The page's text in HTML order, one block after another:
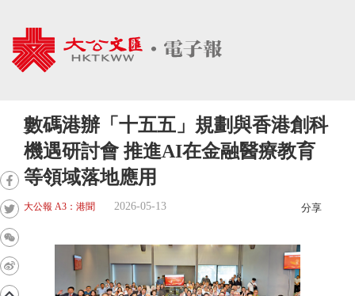
數碼港辦「十五五」規劃與香港創科
機遇研討會 推進AI在金融醫療教育
等領域落地應用
大公報 A3：港聞 2026-05-13 分享